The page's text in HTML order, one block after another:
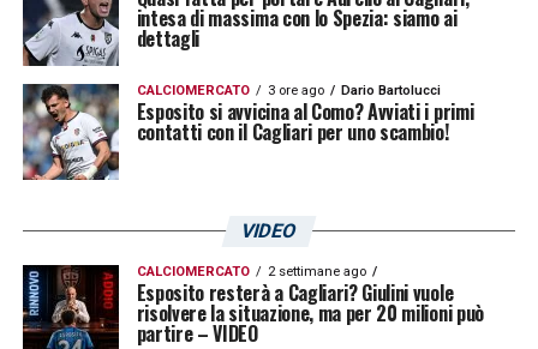
accordi definitivi, questa opzione potrebbe
rappresentare un elemento di distensione tra
i due club.
Arrivato al Cagliari dal
nel centrocampo rossoblù, diventando uno
dei giocatori più affidabili della rosa e
attirando l’attenzione di squadre di vertice.
intesa di massima con lo Spezia: siamo ai
dettagli
CALCIOMERCATO 3 ore ago Dario Bartolucci
Esposito si avvicina al Como? Avviati i primi
contatti con il Cagliari per uno scambio!
VIDEO
CALCIOMERCATO 2 settimane ago
Esposito resterà a Cagliari? Giulini vuole
risolvere la situazione, ma per 20 milioni può
partire – VIDEO